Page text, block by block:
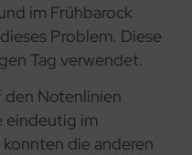
im Frühbarock
Problem. Diese
Tag verwendet.
den Notenlinien
eindeutig im
die anderen